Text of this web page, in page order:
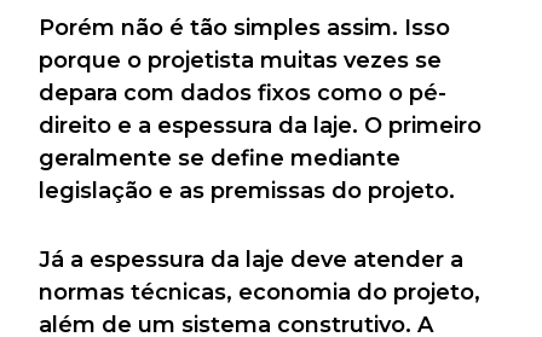
Porém não é tão simples assim. Isso
porque o projetista muitas vezes se
depara com dados fixos como o pé-
direito e a espessura da laje. O primeiro
geralmente se define mediante
legislação e as premissas do projeto.
Já a espessura da laje deve atender a
normas técnicas, economia do projeto,
além de um sistema construtivo. A